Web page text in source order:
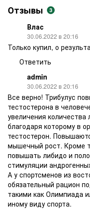
Отзывы 3
Влас
30.06.2022 в 20:16
Только купил, о
Ответить
admin
30.06.2022 в 20:16
Все верно! Трибулус
тестостерона в
увеличения
благодаря которому в
тестостерон.
мышечный рост. Кроме
повышать либидо и
стимуляции
А у спортсменов из
обязательный рацион
такими как Олимпиада
иному виду спорта.